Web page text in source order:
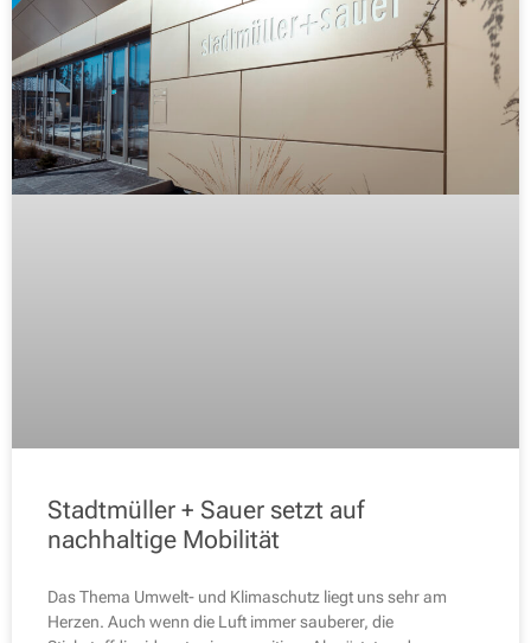
Stadtmüller + Sauer setzt auf
nachhaltige Mobilität
Das Thema Umwelt- und Klimaschutz liegt uns sehr am
Herzen. Auch wenn die Luft immer sauberer, die